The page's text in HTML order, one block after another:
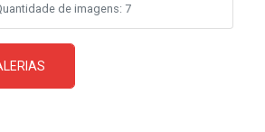
de imagens: 7